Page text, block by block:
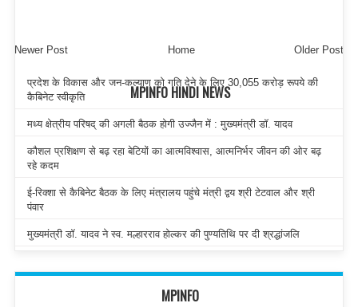
Newer Post Older Post
Home
MPINFO HINDI NEWS
प्रदेश के विकास और जन-कल्याण को गति देने के लिए 30,055 करोड़ रूपये की
कैबिनेट स्वीकृति
मध्य क्षेत्रीय परिषद् की अगली बैठक होगी उज्जैन में : मुख्यमंत्री डॉ. यादव
कौशल प्रशिक्षण से बढ़ रहा बेटियों का आत्मविश्वास, आत्मनिर्भर जीवन की ओर बढ़
रहे कदम
ई-रिक्शा से कैबिनेट बैठक के लिए मंत्रालय पहुंचे मंत्री द्वय श्री टेटवाल और श्री
पंवार
मुख्यमंत्री डॉ. यादव ने स्व. मल्हारराव होल्कर की पुण्यतिथि पर दी श्रद्धांजलि
MPINFO